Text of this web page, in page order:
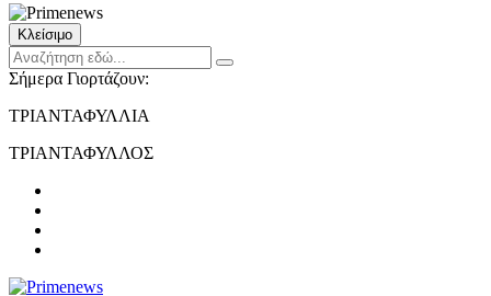
Κλείσιμο
Σήμερα Γιορτάζουν:
ΤΡΙΑΝΤΑΦΥΛΛΙΑ
ΤΡΙΑΝΤΑΦΥΛΛΟΣ